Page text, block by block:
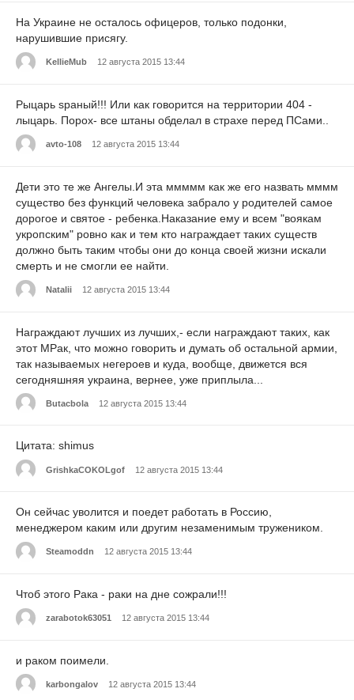
На Украине не осталось офицеров, только подонки,
нарушившие присягу.
KellieMub 12 августа 2015 13:44
Рыцарь sраный!!! Или как говорится на территории 404 -
лыцарь. Порох- все штаны обделал в страхе перед ПСами..
avto-108 12 августа 2015 13:44
Дети это те же Ангелы.И эта ммммм как же его назвать мммм
существо без функций человека забрало у родителей самое
дорогое и святое - ребенка.Наказание ему и всем "воякам
укропским" ровно как и тем кто награждает таких существ
должно быть таким чтобы они до конца своей жизни искали
смерть и не смогли ее найти.
Natalii 12 августа 2015 13:44
Награждают лучших из лучших,- если награждают таких, как
этот МРак, что можно говорить и думать об остальной армии,
так называемых негероев и куда, вообще, движется вся
сегодняшняя украина, вернее, уже приплыла...
Butacbola 12 августа 2015 13:44
Цитата: shimus
GrishkaCOKOLgof 12 августа 2015 13:44
Он сейчас уволится и поедет работать в Россию,
менеджером каким или другим незаменимым тружеником.
Steamoddn 12 августа 2015 13:44
Чтоб этого Рака - раки на дне сожрали!!!
zarabotok63051 12 августа 2015 13:44
и раком поимели.
karbongalov 12 августа 2015 13:44